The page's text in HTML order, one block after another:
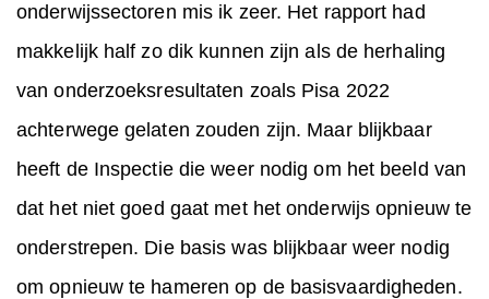
onderwijssectoren mis ik zeer. Het rapport had
makkelijk half zo dik kunnen zijn als de herhaling
van onderzoeksresultaten zoals Pisa 2022
achterwege gelaten zouden zijn. Maar blijkbaar
heeft de Inspectie die weer nodig om het beeld van
dat het niet goed gaat met het onderwijs opnieuw te
onderstrepen. Die basis was blijkbaar weer nodig
om opnieuw te hameren op de basisvaardigheden.